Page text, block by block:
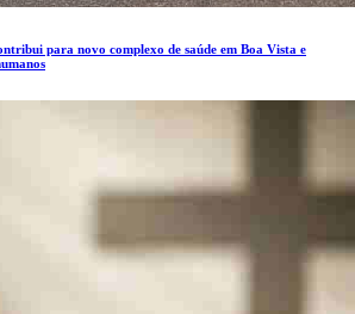
para novo complexo de saúde em Boa Vista e